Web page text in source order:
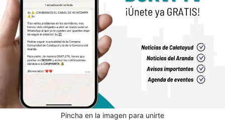
Pincha en la imagen para unirte